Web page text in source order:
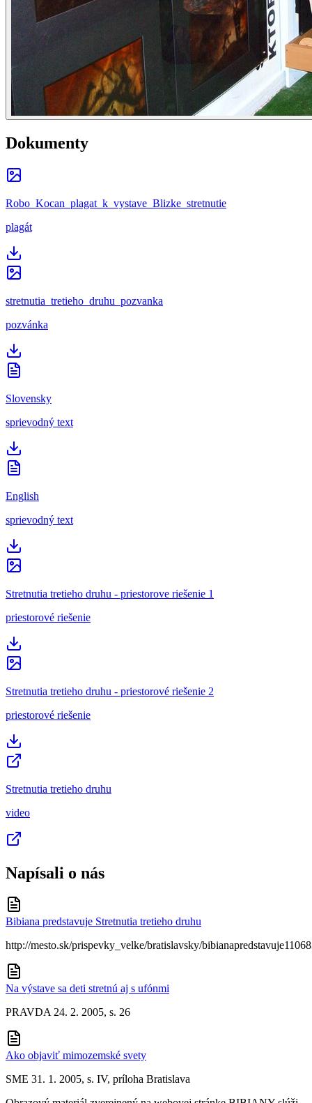
Dokumenty
Robo_Kocan_plagat_k_vystave_Blizke_stretnutie
plagát
stretnutia_tretieho_druhu_pozvanka
pozvánka
Slovensky
sprievodný text
English
sprievodný text
Stretnutia tretieho druhu - priestorove riešenie 1
priestorové riešenie
Stretnutia tretieho druhu - priestorové riešenie 2
priestorové riešenie
Stretnutia tretieho druhu
video
Napísali o nás
Bibiana predstavuje Stretnutia tretieho druhu
http://mesto.sk/prispevky_velke/bratislavsky/
Na výstave sa deti stretnú aj s ufónmi
PRAVDA 24. 2. 2005, s. 26
Ako objaviť mimozemské svety
SME 31. 1. 2005, s. IV, príloha Bratislava